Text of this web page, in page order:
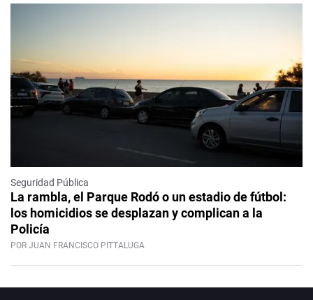
Seguridad Pública
La rambla, el Parque Rodó o un estadio de fútbol:
los homicidios se desplazan y complican a la
Policía
POR JUAN FRANCISCO PITTALUGA